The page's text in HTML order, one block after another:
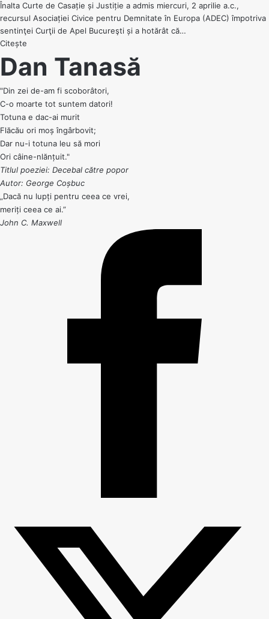
Înalta Curte de Casație și Justiție a admis miercuri, 2 aprilie a.c.,
recursul Asociației Civice pentru Demnitate în Europa (ADEC) împotriva
sentinţei Curţii de Apel Bucureşti și a hotărât că…
Citește
Dan Tanasă
"Din zei de-am fi scoborâtori,
C-o moarte tot suntem datori!
Totuna e dac-ai murit
Flăcău ori moș îngârbovit;
Dar nu-i totuna leu să mori
Ori câine-nlănțuit."
Titlul poeziei: Decebal către popor
Autor: George Coșbuc
„Dacă nu lupți pentru ceea ce vrei,
meriți ceea ce ai.”
John C. Maxwell